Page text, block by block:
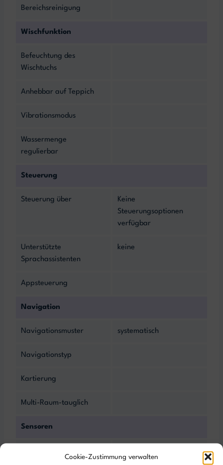
Cookie-Zustimmung verwalten
Bereichsreinigung
Wischfunktion
Befeuchtung des
Wischtuchs
Anhebbar auf Teppich
Vibrationsmodus
Wassermenge
regulierbar
Steuerung
Steuerung über
Keine
Steuerungsoptionen
verfügbar
Unterstützte
Sprachassistenten
keine
Appsteuerung
Navigation
Navigationsmuster systematisch
Navigationstyp
Kartierung
Multi-Raum-tauglich
Sensoren